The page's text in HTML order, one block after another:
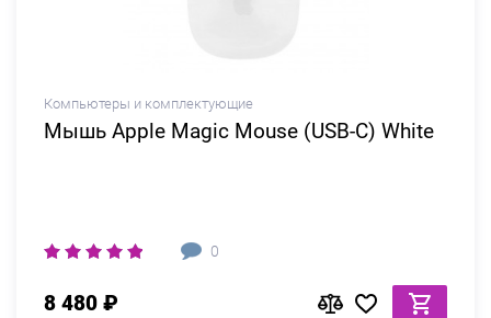
Компьютеры и комплектующие
Мышь Apple Magic Mouse (USB-C) White
0
8 480 ₽